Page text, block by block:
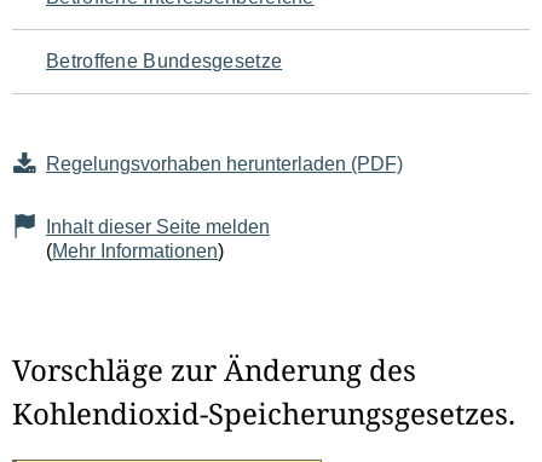
Betroffene Bundesgesetze
Regelungsvorhaben herunterladen (PDF)
Inhalt dieser Seite melden
(Mehr Informationen)
Vorschläge zur Änderung des
Kohlendioxid-Speicherungsgesetzes.